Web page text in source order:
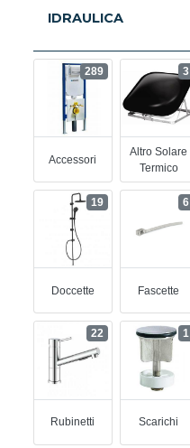
IDRAULICA
Accessori
289
Altro Solare
Termico
3
Doccette
19
Fascette
6
Rubinetti
22
Scarichi
1